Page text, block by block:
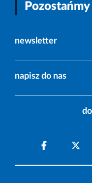
newsletter
napisz do nas